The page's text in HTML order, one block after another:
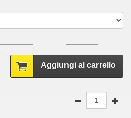
Aggiungi al carrello